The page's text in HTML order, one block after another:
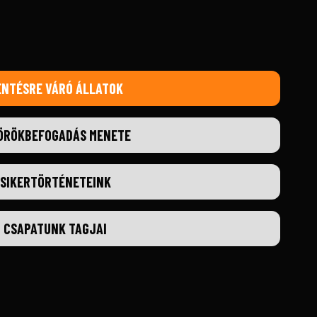
VÁRÓ ÁLLATOK
MENETE
SIKERTÖRTÉNETEINK
CSAPATUNK TAGJAI